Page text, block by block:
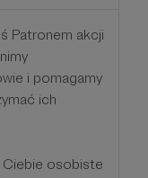
Patronem akcji
i pomagamy
ich
Ciebie osobiste